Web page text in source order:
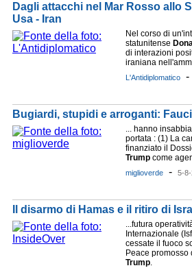
Dagli attacchi nel Mar Rosso allo
Usa - Iran
Nel corso di
statunitense
di interazioni
iraniana
L'Antidiplomatico -
Bugiardi, stupidi e arroganti:
... hanno
portata : (1) La
finanziato il
Trump come
miglioverde - 5-
Il disarmo di Hamas e il ritiro di
...futura
Internazionale
cessate il fuoco
Peace
Trump.